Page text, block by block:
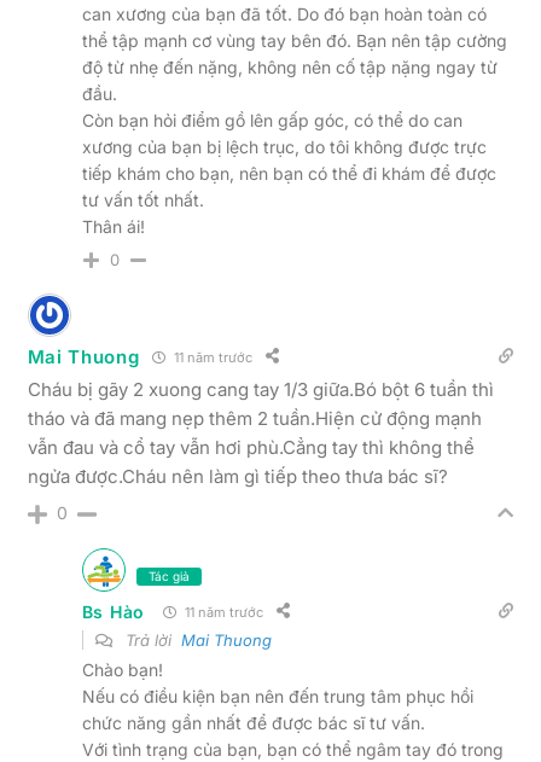
can xương của bạn đã tốt. Do đó bạn hoàn toàn có
thể tập mạnh cơ vùng tay bên đó. Bạn nên tập cường
độ từ nhẹ đến nặng, không nên cố tập nặng ngay từ
đầu.
Còn bạn hỏi điểm gồ lên gấp góc, có thể do can
xương của bạn bị lệch trục, do tôi không được trực
tiếp khám cho bạn, nên bạn có thể đi khám để được
tư vấn tốt nhất.
Thân ái!
0
Mai Thuong 11 năm trước
Cháu bị gãy 2 xuong cang tay 1/3 giữa.Bó bột 6 tuần thì
tháo và đã mang nẹp thêm 2 tuần.Hiện cử động mạnh
vẫn đau và cổ tay vẫn hơi phù.Cẳng tay thì không thể
ngửa được.Cháu nên làm gì tiếp theo thưa bác sĩ?
0
Tác giả
Bs Hào 11 năm trước
Trả lời Mai Thuong
Chào bạn!
Nếu có điều kiện bạn nên đến trung tâm phục hồi
chức năng gần nhất để được bác sĩ tư vấn.
Với tình trạng của bạn, bạn có thể ngâm tay đó trong